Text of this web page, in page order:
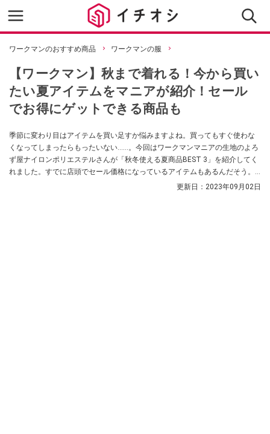
ワークマンのおすすめ商品 ワークマンの服
【ワークマン】秋まで着れる！今から買い
たい夏アイテムをマニアが紹介！セール
でお得にゲットできる商品も
季節に変わり目はアイテムを買い足すか悩みますよね。買ってもすぐ使わな
くなってしまったらもったいない……。今回はワークマンマニアの生地のよろ
ず屋ナイロンポリエステルさんが「秋冬使える夏商品BEST 3」を紹介してく
れました。すでに店頭でセール価格になっているアイテムもあるんだそう。
更新日： 2023年09月02日